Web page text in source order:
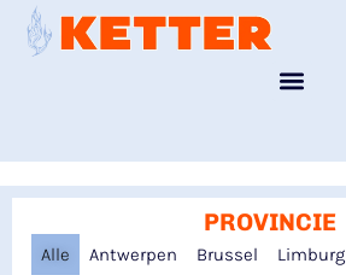
PROVINCIE
Antwerpen Brussel Limburg
Alle